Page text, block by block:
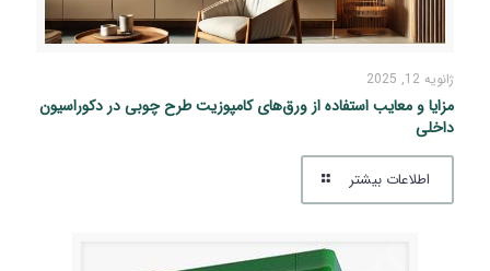
ژانویه 12, 2025
مزایا و معایب استفاده از ورق‌های کامپوزیت طرح چوبی در دکوراسیون
داخلی
اطلاعات بیشتر